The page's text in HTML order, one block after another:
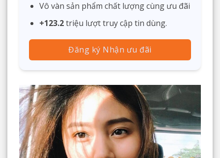
Vô vàn sản phẩm chất lượng cùng ưu đãi
+123.2triệu lượt truy cập tin dùng.
Đăng ký Nhận ưu đãi